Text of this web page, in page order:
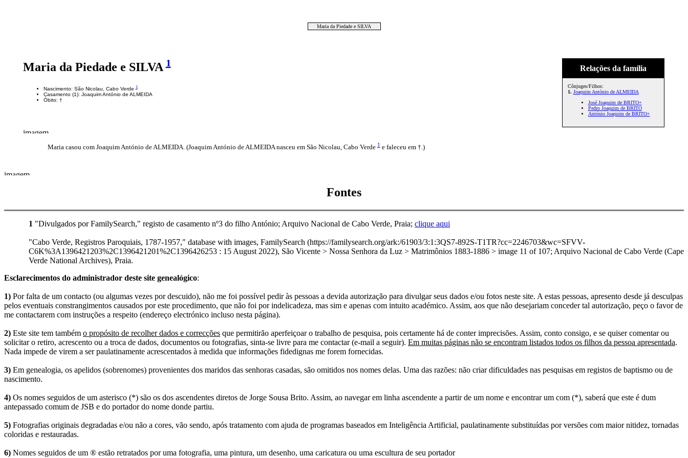
Maria da Piedade e SILVA
Relações da família
Cônjuges/Filhos:
1. Joaquim António de ALMEIDA
José Joaquim de BRITO+
Pedro Joaquim de BRITO
António Joaquim de BRITO+
Maria da Piedade e SILVA1
Nascimento: São Nicolau, Cabo Verde1
Casamento (1): Joaquim António de ALMEIDA
Óbito: †
Maria casou com Joaquim António de ALMEIDA. (Joaquim António de ALMEIDA nasceu em São Nicolau, Cabo Verde1e faleceu em †.)
Fontes
1 "Divulgados por FamilySearch," registo de casamento nº3 do filho António; Arquivo Nacional de Cabo Verde, Praia; clique aqui
"Cabo Verde, Registros Paroquiais, 1787-1957," database with images, FamilySearch (https://familysearch.org/ark:/61903/3:1:3QS7-892S-T1TR?cc=2246703&wc=SFVV-
C6K%3A1396421203%2C1396421201%2C1396426253 : 15 August 2022), São Vicente > Nossa Senhora da Luz > Matrimônios 1883-1886 > image 11 of 107; Arquivo Nacional de Cabo Verde (Cape
Verde National Archives), Praia.
Esclarecimentos do administrador deste site genealógico:
1) Por falta de um contacto (ou algumas vezes por descuido), não me foi possível pedir às pessoas a devida autorização para divulgar seus dados e/ou fotos neste site. A estas pessoas, apresento desde já desculpas
pelos eventuais constrangimentos causados por este procedimento, que não foi por indelicadeza, mas sim e apenas com intuito académico. Assim, aos que não desejariam conceder tal autorização, peço o favor de
me contactarem com instruções a respeito (endereço electrónico incluso nesta página).
2) Este site tem também o propósito de recolher dados e correcções que permitirão aperfeiçoar o trabalho de pesquisa, pois certamente há de conter imprecisões. Assim, conto consigo, e se quiser comentar ou
solicitar o retiro, acrescento ou a troca de dados, documentos ou fotografias, sinta-se livre para me contactar (e-mail a seguir). Em muitas páginas não se encontram listados todos os filhos da pessoa apresentada.
Nada impede de virem a ser paulatinamente acrescentados à medida que informações fidedignas me forem fornecidas.
3) Em genealogia, os apelidos (sobrenomes) provenientes dos maridos das senhoras casadas, são omitidos nos nomes delas. Uma das razões: não criar dificuldades nas pesquisas em registos de baptismo ou de
nascimento.
4) Os nomes seguidos de um asterisco (*) são os dos ascendentes diretos de Jorge Sousa Brito. Assim, ao navegar em linha ascendente a partir de um nome e encontrar um com (*), saberá que este é dum
antepassado comum de JSB e do portador do nome donde partiu.
5) Fotografias originais degradadas e/ou não a cores, vão sendo, após tratamento com ajuda de programas baseados em Inteligência Artificial, paulatinamente substituídas por versões com maior nitidez, tornadas
coloridas e restauradas.
6) Nomes seguidos de um ® estão retratados por uma fotografia, uma pintura, um desenho, uma caricatura ou uma escultura de seu portador